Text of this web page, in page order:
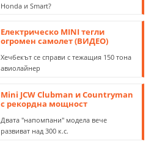
Honda и Smart?
Електрическо MINI тегли
огромен самолет (ВИДЕО)
Хечбекът се справи с тежащия 150 тона
авиолайнер
Mini JCW Clubman и Countryman
с рекордна мощност
Двата "напомпани" модела вече
развиват над 300 к.с.